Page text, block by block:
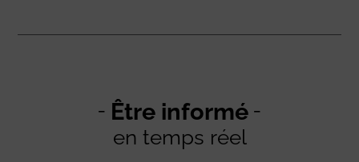
Être informé
en temps réel